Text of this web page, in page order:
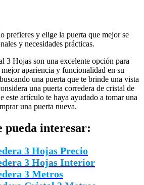
prefieres y elige la puerta que mejor se
y necesidades prácticas.
3 Hojas son una excelente opción para
apariencia y funcionalidad en su
una puerta que te brinde una vista
una puerta corredera de cristal de
este artículo te haya ayudado a tomar una
una puerta nueva.
pueda interesar:
3 Hojas Precio
3 Hojas Interior
3 Metros